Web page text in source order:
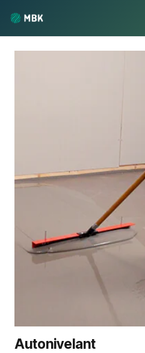
Autonivelant